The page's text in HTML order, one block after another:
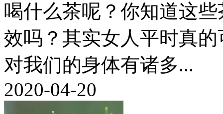
喝什么茶呢？你知道这
效吗？其实女人平时真
对我们的身体有诸多...
2020-04-20